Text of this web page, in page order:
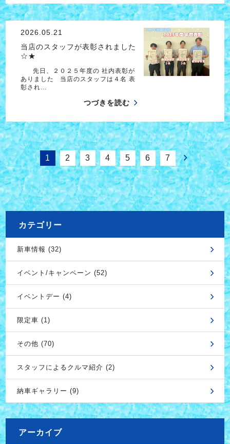
2026.05.21
当店のスタッフが表彰されました
☆★
先日、２０２５年度の 社内表彰が
ありました 当店のスタッフは４名 表
彰され…
つづきを読む
1 2 3 4 5 6 7
カテゴリー
新車情報 (32)
イベント/キャンペーン (52)
イベントデー (4)
限定車 (1)
その他 (70)
スタッフによるクルマ紹介 (2)
納車ギャラリー (9)
アーカイブ